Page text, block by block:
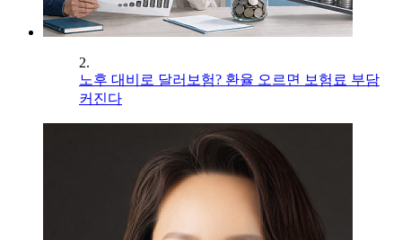
2.
노후 대비로 달러보험? 환율 오르면 보험료 부담
커진다